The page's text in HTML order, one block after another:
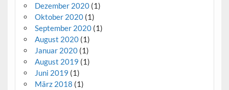
Dezember 2020(1)
Oktober 2020(1)
September 2020(1)
August 2020(1)
Januar 2020(1)
August 2019 (1)
Juni 2019 (1)
März 2018 (1)